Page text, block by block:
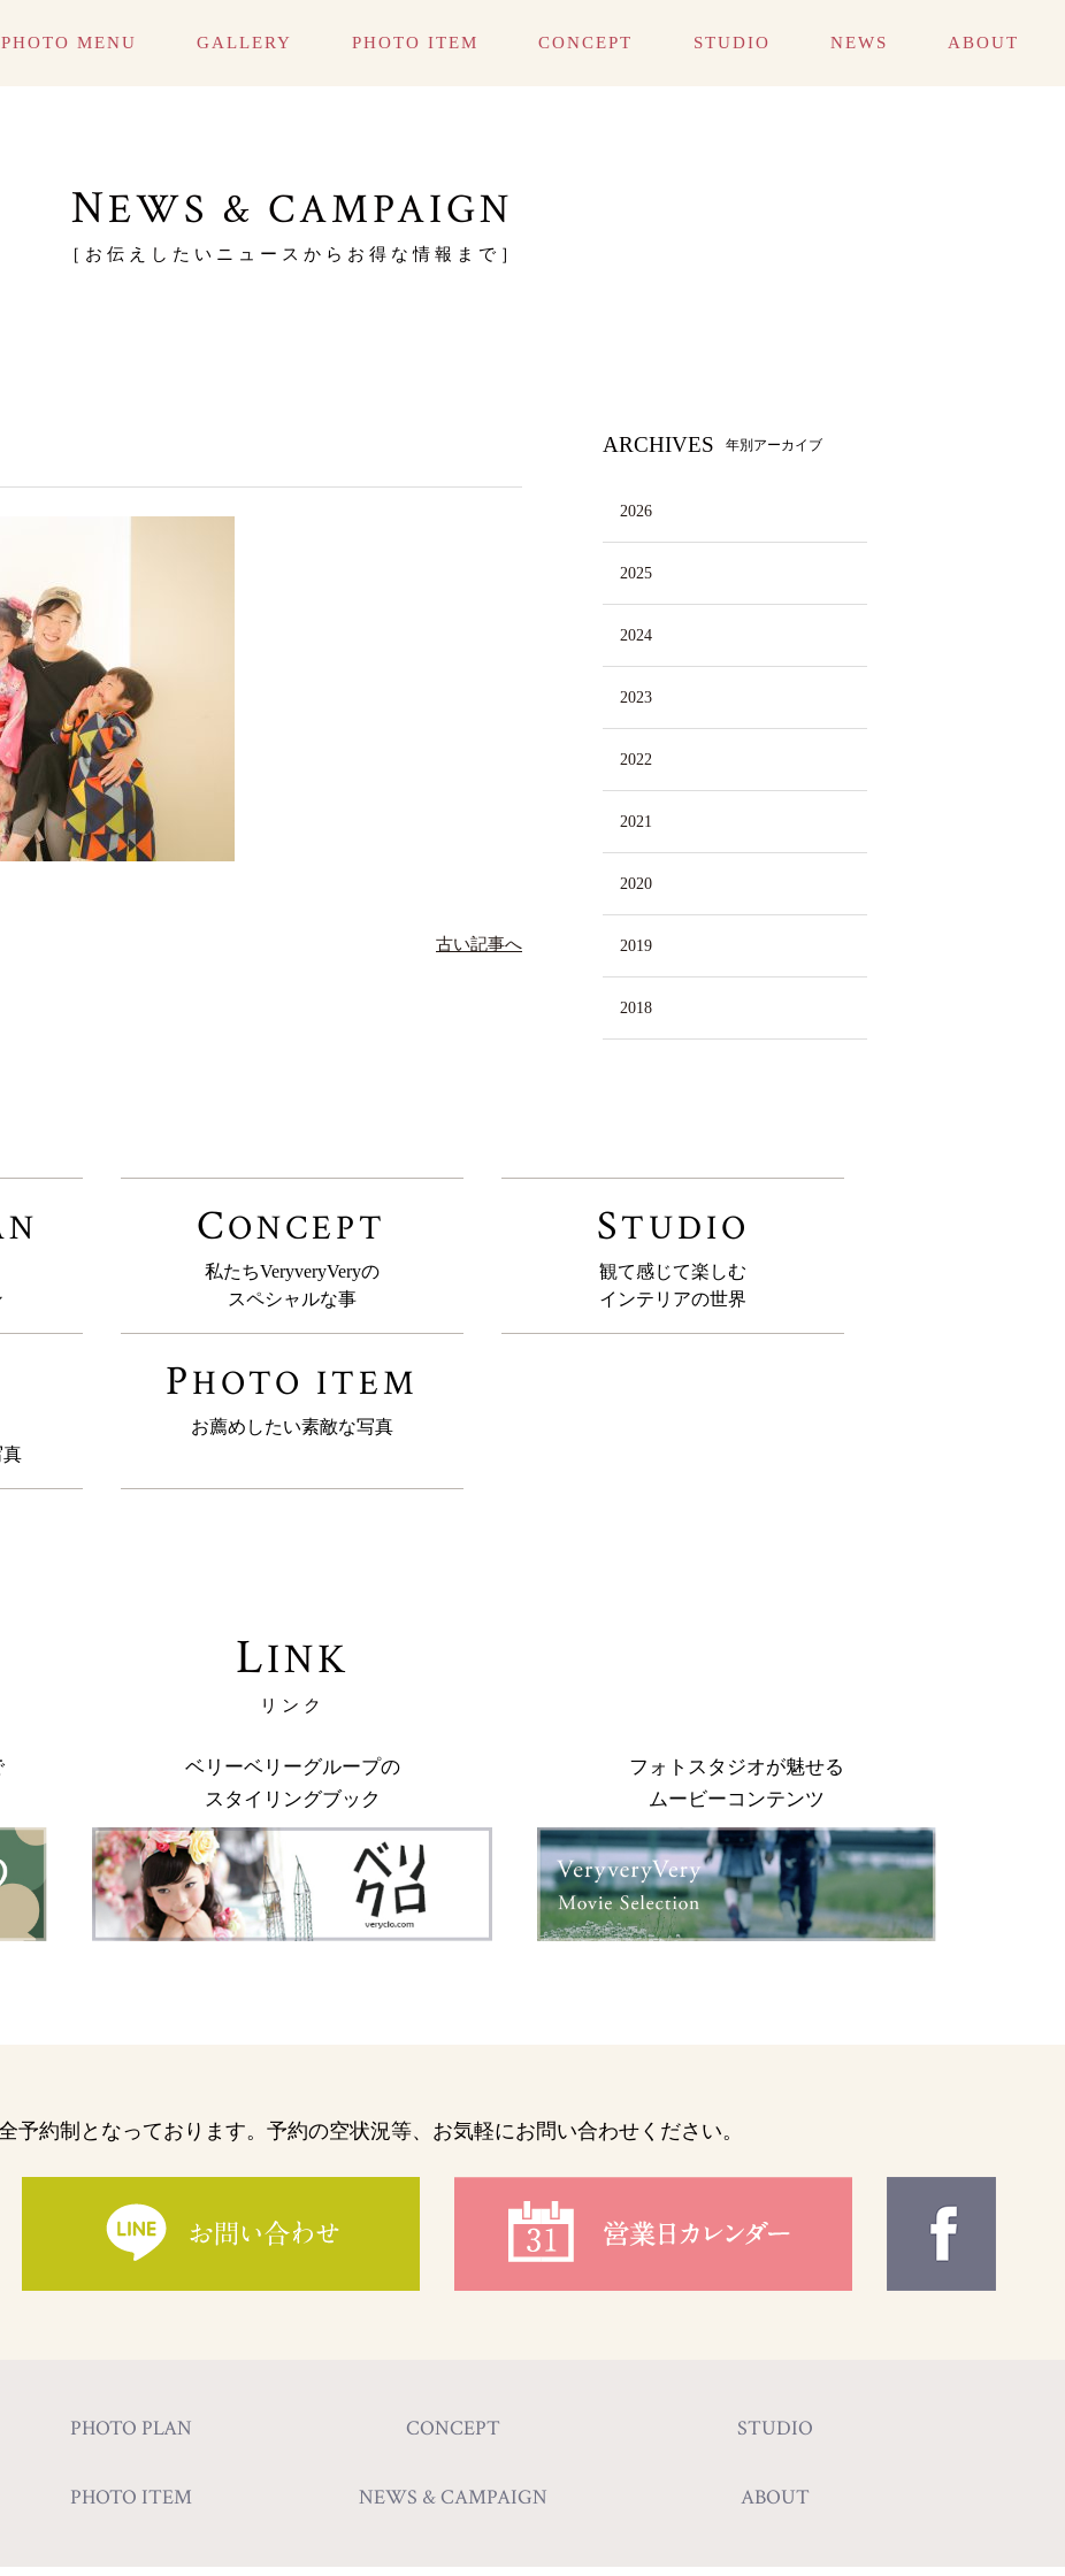
PHOTO MENU GALLERY PHOTO ITEM CONCEPT STUDIO NEWS ABOUT
NEWS & CAMPAIGN
［お伝えしたいニュースからお得な情報まで］
古い記事へ
ARCHIVES 年別アーカイブ
2026
2025
2024
2023
2022
2021
2020
2019
2018
CONCEPT
私たちVeryveryVeryの
スペシャルな事
STUDIO
観て感じて楽しむ
インテリアの世界
真
PHOTO ITEM
お薦めしたい素敵な写真
LINK
リンク
ベリーベリーグループの
スタイリングブック
フォトスタジオが魅せる
ムービーコンテンツ
予約制となっております。 予約の空状況等、お気軽にお問い合わせください。
PHOTO PLAN CONCEPT STUDIO
PHOTO ITEM NEWS & CAMPAIGN ABOUT
生児 百日お宮参り 七五三 誕生日 入学・入園 1/2成人式 成人式
生児 百日お宮参り 七五三 誕生日 入学・入園 1/2成人式 成人式